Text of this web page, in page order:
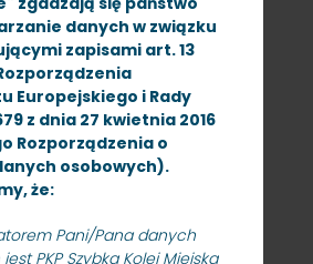
danych w związku
zapisami art. 13
Europejskiego i Rady
z dnia 27 kwietnia 2016
Rozporządzenia o
osobowych).
że:
Pani/Pana danych
PKP Szybka Kolej Miejska
na
pn.
dokumentacji
i budowa